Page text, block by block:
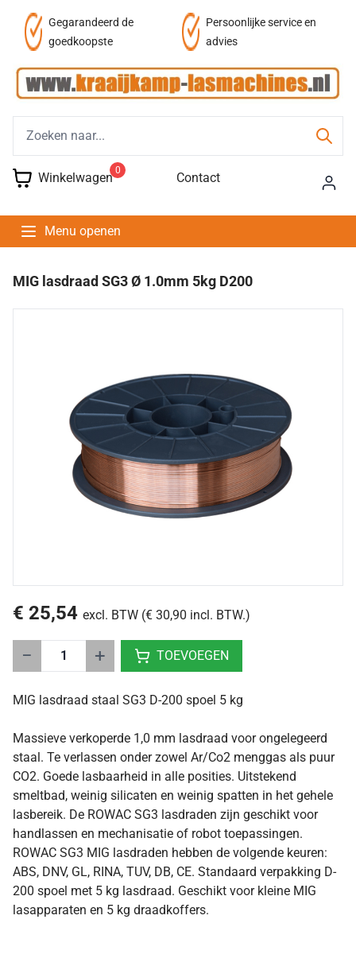
Gegarandeerd de
goedkoopste
Persoonlijke service en
advies
Winkelwagen 0 Contact
Menu openen
Massieve verkoperde 1,0 mm lasdraad voor ongelegeerd
staal. Te verlassen onder zowel Ar/Co2 menggas als puur
CO2. Goede lasbaarheid in alle posities. Uitstekend
smeltbad, weinig silicaten en weinig spatten in het gehele
lasbereik. De ROWAC SG3 lasdraden zijn geschikt voor
handlassen en mechanisatie of robot toepassingen.
ROWAC SG3 MIG lasdraden hebben de volgende keuren:
ABS, DNV, GL, RINA, TUV, DB, CE. Standaard verpakking D-
200 spoel met 5 kg lasdraad. Geschikt voor kleine MIG
lasapparaten en 5 kg draadkoffers.
MIG lasdraad SG3 Ø 1.0mm 5kg D200
€ 25,54 excl. BTW (€ 30,90 incl. BTW.)
− + TOEVOEGEN
MIG lasdraad staal SG3 D-200 spoel 5 kg